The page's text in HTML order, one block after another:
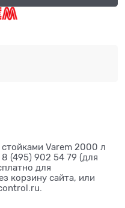
Varem 2000 л
8 (495) 902 54 79 (для
для
корзину сайта, или